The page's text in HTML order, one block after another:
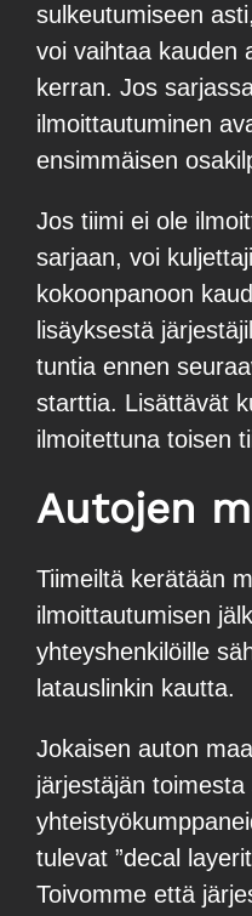
sulkeutumiseen
voi vaihtaa kauden
kerran. Jos
ilmoittautuminen
ensimmäisen
Jos tiimi ei ole
sarjaan, voi
kokoonpanoon
lisäyksestä
tuntia ennen
starttia. Lisättävät
ilmoitettuna toisen
Autojen
Tiimeiltä kerätään
ilmoittautumisen
yhteyshenkilöille
latauslinkin kautta.
Jokaisen auton
järjestäjän
tulevat ”decal
Toivomme että